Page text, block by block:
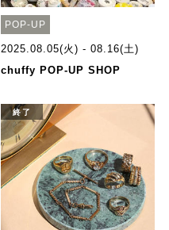
POP-UP
2025.08.05(火) - 08.16(土)
chuffy POP-UP SHOP
終了